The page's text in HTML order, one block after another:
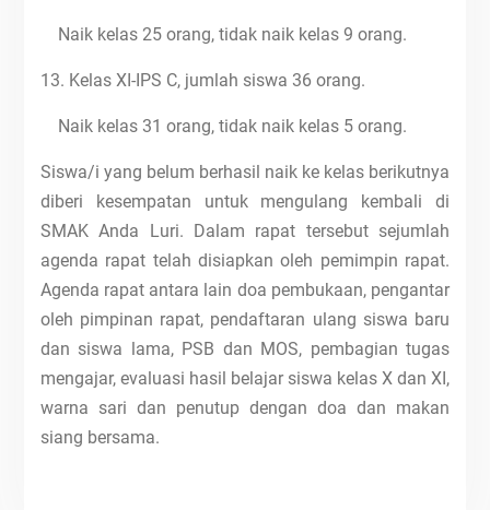
Naik kelas 25 orang, tidak naik kelas 9 orang.
13. Kelas XI-IPS C, jumlah siswa 36 orang.
Naik kelas 31 orang, tidak naik kelas 5 orang.
Siswa/i yang belum berhasil naik ke kelas berikutnya
diberi kesempatan untuk mengulang kembali di
SMAK Anda Luri. Dalam rapat tersebut sejumlah
agenda rapat telah disiapkan oleh pemimpin rapat.
Agenda rapat antara lain doa pembukaan, pengantar
oleh pimpinan rapat, pendaftaran ulang siswa baru
dan siswa lama, PSB dan MOS, pembagian tugas
mengajar, evaluasi hasil belajar siswa kelas X dan XI,
warna sari dan penutup dengan doa dan makan
siang bersama.